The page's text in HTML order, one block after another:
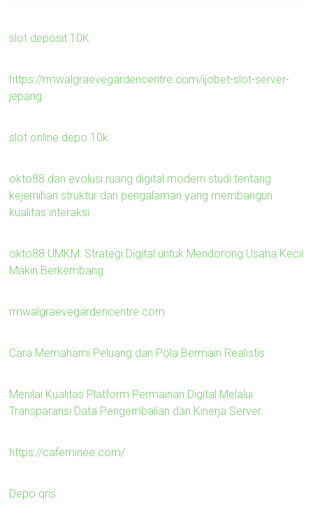
slot deposit 10K
https://rmwalgraevegardencentre.com/ijobet-slot-server-
jepang
slot online depo 10k
okto88 dan evolusi ruang digital modern studi tentang
kejernihan struktur dan pengalaman yang membangun
kualitas interaksi
okto88 UMKM: Strategi Digital untuk Mendorong Usaha Kecil
Makin Berkembang
rmwalgraevegardencentre.com
Cara Memahami Peluang dan Pola Bermain Realistis
Menilai Kualitas Platform Permainan Digital Melalui
Transparansi Data Pengembalian dan Kinerja Server
https://cafeminee.com/
Depo qris